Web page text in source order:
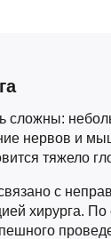
сложны:
нервов и
тяжело
с
хирурга.